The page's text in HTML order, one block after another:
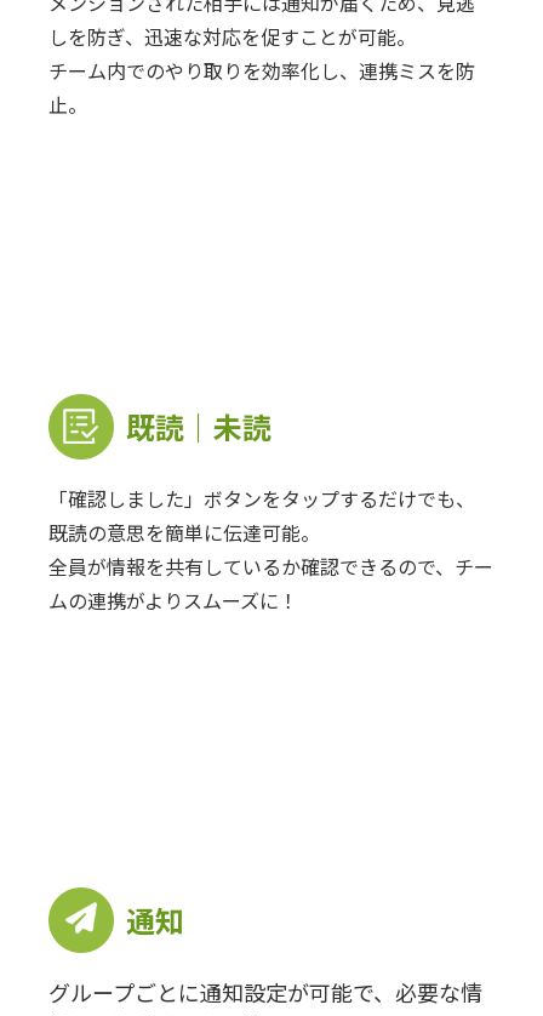
しを防ぎ、迅速な対応を促すことが可能。
チーム内でのやり取りを効率化し、連携ミスを防
止。
既読｜未読
「確認しました」ボタンをタップするだけでも、
既読の意思を簡単に伝達可能。
全員が情報を共有しているか確認できるので、チー
ムの連携がよりスムーズに！
通知
グループごとに通知設定が可能で、必要な情